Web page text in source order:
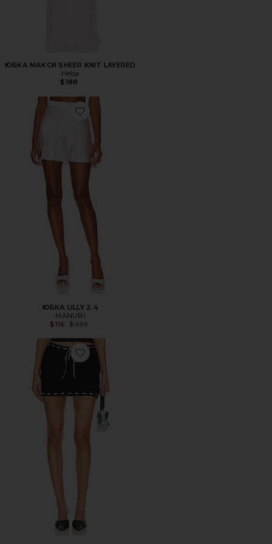
ЮБКА МАКСИ SHEER KNIT LAYERED
Helsa
$188
Favorite ЮБКА LILLY 2.4
ЮБКА LILLY 2.4
MANURI
$116
Previous price:
$339
Favorite ЮБКА МИНИ KELSEY